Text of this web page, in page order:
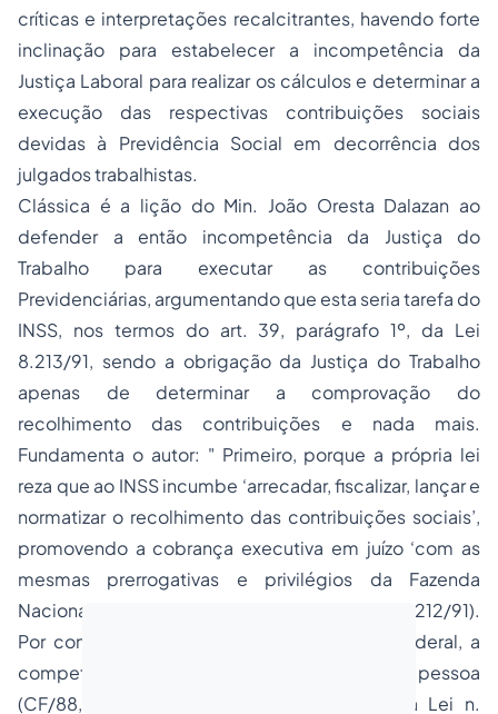
críticas e interpretações recalcitrantes, havendo forte
inclinação para estabelecer a incompetência da
Justiça Laboral para realizar os cálculos e determinar a
execução das respectivas contribuições sociais
devidas à Previdência Social em decorrência dos
julgados trabalhistas.
Clássica é a lição do Min. João Oresta Dalazan ao
defender a então incompetência da Justiça do
Trabalho para executar as contribuições
Previdenciárias, argumentando que esta seria tarefa do
INSS, nos termos do art. 39, parágrafo 1º, da Lei
8.213/91, sendo a obrigação da Justiça do Trabalho
apenas de determinar a comprovação do
recolhimento das contribuições e nada mais.
Fundamenta o autor: " Primeiro, porque a própria lei
reza que ao INSS incumbe ‘arrecadar, fiscalizar, lançar e
normatizar o recolhimento das contribuições sociais’,
promovendo a cobrança executiva em juízo ‘com as
mesmas prerrogativas e privilégios da Fazenda
Nacional’ (arts. 33 e 39, parágrafo 1º, da Lei n. 8212/91).
Por conseguinte, tratando-se de autarquia federal, a
competência é da Justiça Federal, em razão da pessoa
(CF/88, art. 109, I). (...) Segundo, porque a Lei n.